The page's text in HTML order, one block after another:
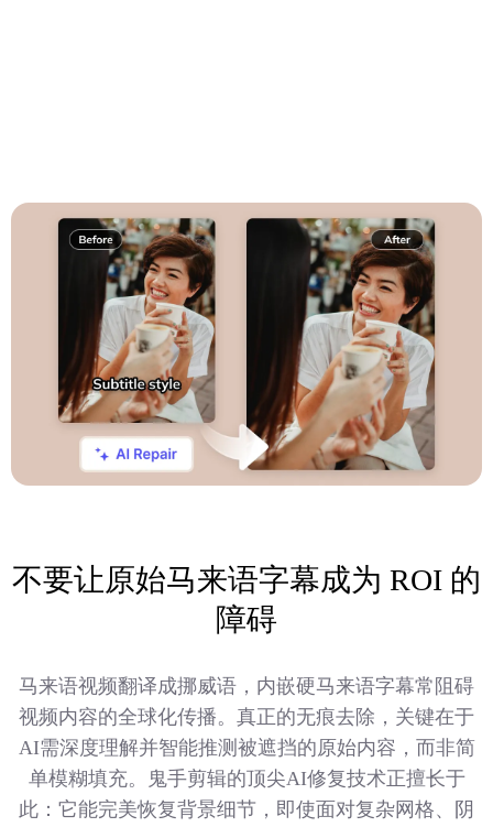
不要让原始马来语字幕成为 ROI 的
障碍
马来语视频翻译成挪威语，内嵌硬马来语字幕常阻碍
视频内容的全球化传播。真正的无痕去除，关键在于
AI需深度理解并智能推测被遮挡的原始内容，而非简
单模糊填充。鬼手剪辑的顶尖AI修复技术正擅长于
此：它能完美恢复背景细节，即使面对复杂网格、阴